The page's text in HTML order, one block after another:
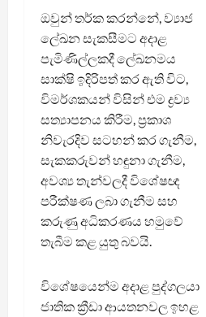
ඔවුන් තර්ක කරන්නේ, ව්‍යාජ
ලේඛන සැකසීමට අදාළ
පැමිණිල්ලකදී ලේඛනමය
සාක්ෂි ඉදිරිපත් කර ඇති විට,
විමර්ශකයන් විසින් එම ද්‍රව්‍ය
සත්‍යාපනය කිරීම, ප්‍රකාශ
නිවැරදිව සටහන් කර ගැනීම,
සැකකරුවන් හඳුනා ගැනීම,
අවශ්‍ය තැන්වලදී විශේෂඥ
පරීක්ෂණ ලබා ගැනීම සහ
කරුණු අධිකරණය හමුවේ
තැබීම කළ යුතු බවයි.
විශේෂයෙන්ම අදාළ පුද්ගලයා
ජාතික ක්‍රීඩා ආයතනවල ඉහළ